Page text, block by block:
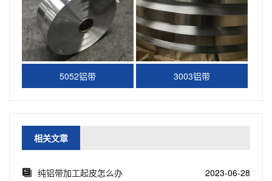
5052铝带 3003铝带
相关文章
纯铝带加工起皮怎么办 2023-06-28